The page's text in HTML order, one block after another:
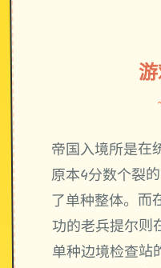
帝国入境所是在
原本4分数个裂
了单种整体。而
功的老兵提尔则
单种边境检查站